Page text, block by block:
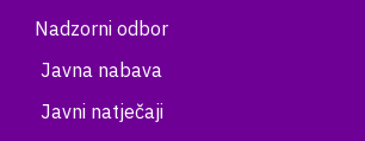
Nadzorni odbor
Javna nabava
Javni natječaji